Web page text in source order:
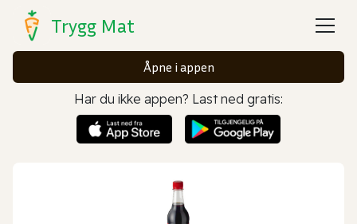
Trygg Mat
Åpne i appen
Har du ikke appen? Last ned gratis: